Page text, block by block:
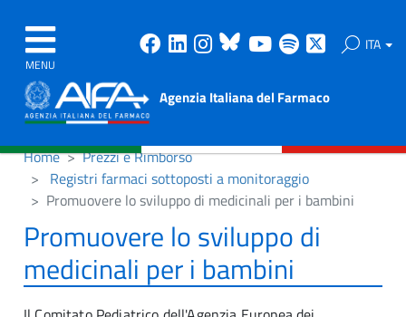
MENU
Facebook
Linkedin
Instagram
Bluesky
Youtube
Spotify ITA
Agenzia Italiana del Farmaco
Home
Prezzi e Rimborso
Registri farmaci sottoposti a monitoraggio
Promuovere lo sviluppo di medicinali per i bambini
Promuovere lo sviluppo di
medicinali per i bambini